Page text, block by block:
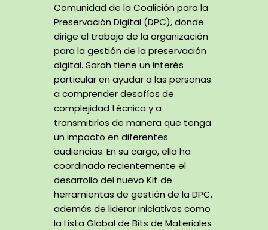
Comunidad de la Coalición para la
Preservación Digital (DPC), donde
dirige el trabajo de la organización
para la gestión de la preservación
digital. Sarah tiene un interés
particular en ayudar a las personas
a comprender desafíos de
complejidad técnica y a
transmitirlos de manera que tenga
un impacto en diferentes
audiencias. En su cargo, ella ha
coordinado recientemente el
desarrollo del nuevo Kit de
herramientas de gestión de la DPC,
además de liderar iniciativas como
la Lista Global de Bits de Materiales